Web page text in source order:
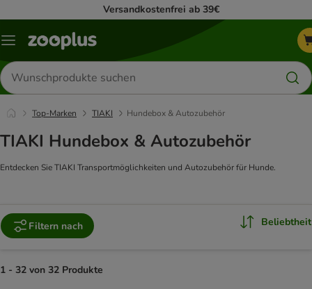
Versandkostenfrei ab 39€
Menü
Produkte
suchen
Top-Marken TIAKI Hundebox & Autozubehör
TIAKI Hundebox & Autozubehör
Entdecken Sie TIAKI Transportmöglichkeiten und Autozubehör für Hunde.
Filtern nach Beliebtheit
1 - 32 von 32 Produkte